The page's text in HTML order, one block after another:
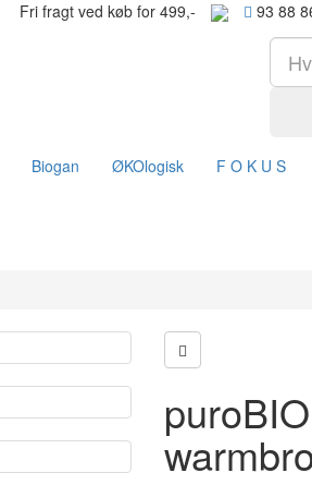
Fri fragt ved køb for 499,- 93 88
Biogan ØKOlogisk F O K U S